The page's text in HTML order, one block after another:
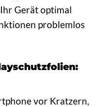
Ihr Gerät optimal
problemlos
vor Kratzern,